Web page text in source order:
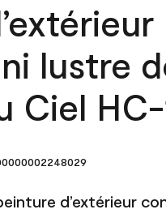
lustre
Ciel HC-
d’extérieur